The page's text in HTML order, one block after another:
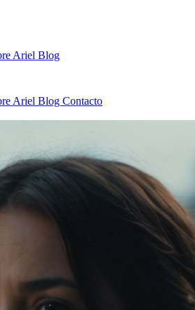
Ariel Blog
Ariel Blog Contacto